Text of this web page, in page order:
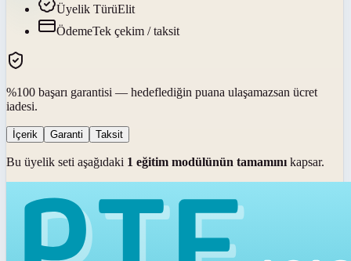
Üyelik TürüElit
ÖdemeTek çekim / taksit
%100 başarı garantisi — hedeflediğin puana ulaşamazsan ücret
iadesi.
İçerik Garanti Taksit
Bu üyelik seti aşağıdaki 1 eğitim modülünün tamamını kapsar.